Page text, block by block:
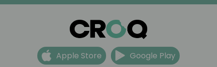
Apple Store Google Play